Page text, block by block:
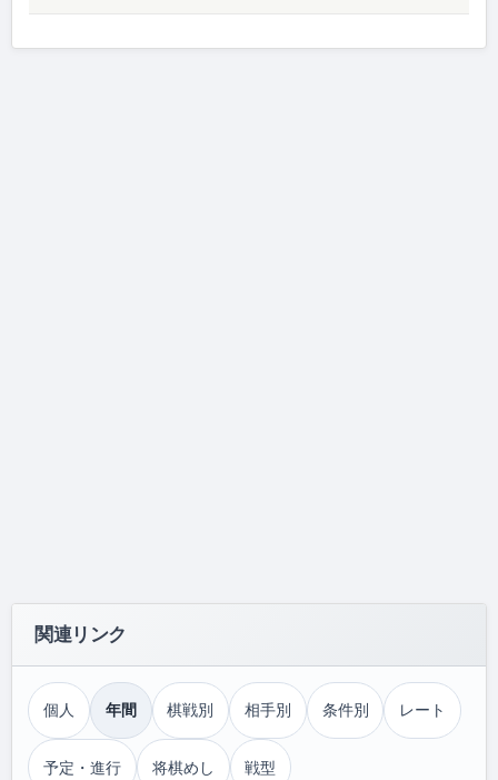
関連リンク
個人 年間 棋戦別 相手別 条件別 レート
予定・進行 将棋めし 戦型